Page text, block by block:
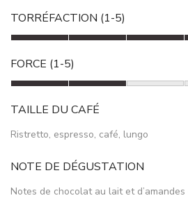
TORRÉFACTION (1-5)
FORCE (1-5)
TAILLE DU CAFÉ
Ristretto, espresso, café, lungo
NOTE DE DÉGUSTATION
Notes de chocolat au lait et